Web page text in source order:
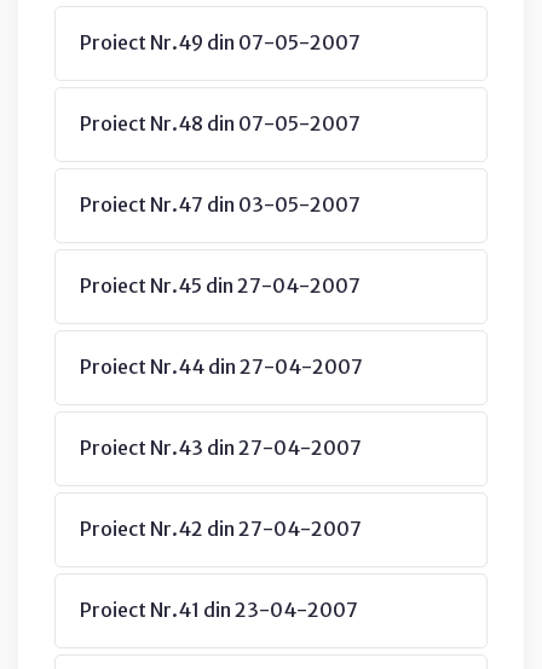
Proiect Nr.49 din 07-05-2007
Proiect Nr.48 din 07-05-2007
Proiect Nr.47 din 03-05-2007
Proiect Nr.45 din 27-04-2007
Proiect Nr.44 din 27-04-2007
Proiect Nr.43 din 27-04-2007
Proiect Nr.42 din 27-04-2007
Proiect Nr.41 din 23-04-2007